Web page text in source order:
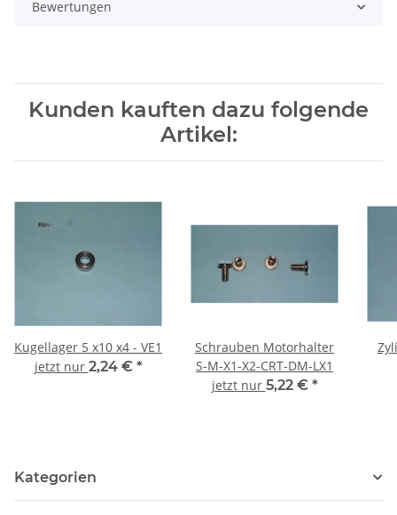
Bewertungen
Kunden kauften dazu folgende
Artikel:
Kugellager 5 x10 x4 - VE1
jetzt nur 2,24 € *
Schrauben Motorhalter
S-M-X1-X2-CRT-DM-LX1
jetzt nur 5,22 € *
Kategorien